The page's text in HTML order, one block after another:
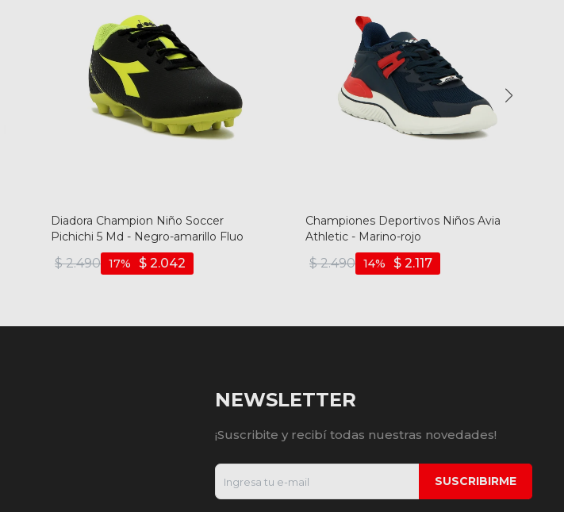
Diadora Champion Niño Soccer
Pichichi 5 Md - Negro-amarillo Fluo
$ 2.490 $ 2.042
17
Championes Deportivos Niños Avia
Athletic - Marino-rojo
$ 2.490 $ 2.117
14
NEWSLETTER
¡Suscribite y recibí todas nuestras novedades!
SUSCRIBIRME